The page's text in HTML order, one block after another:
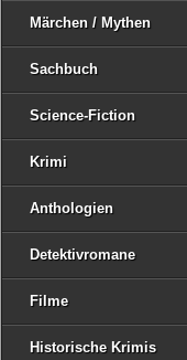
Märchen / Mythen
Sachbuch
Science-Fiction
Krimi
Anthologien
Detektivromane
Filme
Historische Krimis